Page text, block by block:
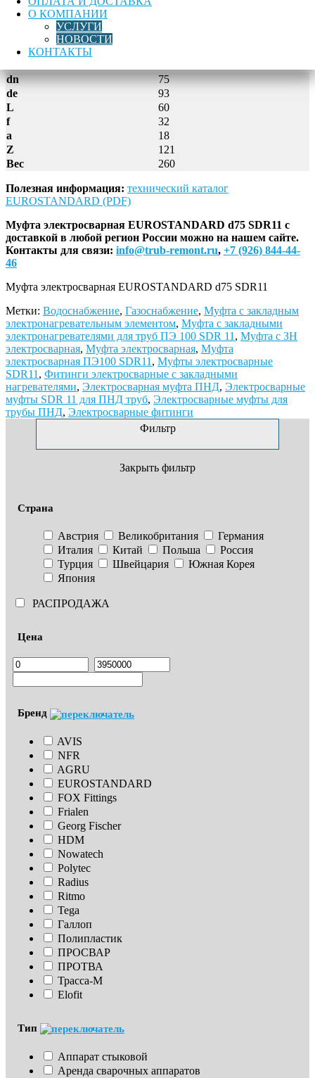
О КОМПАНИИ
УСЛУГИ
НОВОСТИ
КОНТАКТЫ
EUROSTANDARD
Лучшая цена Доставка по России
Описание
dn
75
de
93
L
60
f
32
a
18
Z
121
Вес
260
Полезная информация: технический каталог
EUROSTANDARD (PDF)
Муфта электросварная EUROSTANDARD d75 SDR11 с
доставкой в любой регион России можно на нашем сайте.
Контакты для связи: info@trub-remont.ru, +7 (926) 844-44-
46
Муфта электросварная EUROSTANDARD d75 SDR11
Метки: Водоснабжение, Газоснабжение, Муфта с закладным
электронагревательным элементом, Муфта с закладными
электронагревателями для труб ПЭ 100 SDR 11 , Муфта с ЗН
электросварная, Муфта электросварная, Муфта
электросварная ПЭ100 SDR11 , Муфты электросварные
SDR11 , Фитинги электросварные с закладными
нагревателями, Электросварная муфта ПНД, Электросварные
муфты SDR 11 для ПНД труб, Электросварные муфты для
трубы ПНД, Электросварные фитинги
Фильтр
Закрыть фильтр
Страна
Австрия Великобритания
Германия
Италия
Китай Польша
Россия
Турция
Швейцария
Южная Корея
Япония
РАСПРОДАЖА
Цена
Бренд
AVIS
NFR
AGRU
EUROSTANDARD
FOX Fittings
Frialen
Georg Fischer
HDM
Nowatech
Polytec
Radius
Ritmo
Tega
Галлоп
Полипластик
ПРОСВАР
ПРОТВА
Трасса-М
Elofit
Тип
Аппарат стыковой
Аренда сварочных аппаратов